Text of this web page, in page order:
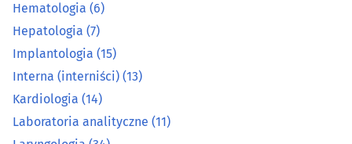
Interna (interniści)
Kardiologia(14)
Laboratoria analityczne
Hematologia (6)
Hepatologia (7)
Implantologia (15)
Interna (interniści) (13)
Kardiologia (14)
Laboratoria analityczne (11)